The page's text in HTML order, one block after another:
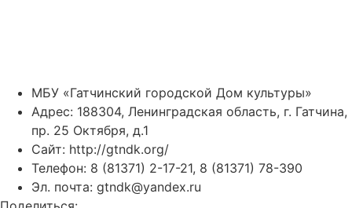
МБУ «Гатчинский городской Дом культуры»
Адрес: 188304, Ленинградская область, г. Гатчина,
пр. 25 Октября, д.1
Сайт: http://gtndk.org/
Телефон: 8 (81371) 2-17-21, 8 (81371) 78-390
Эл. почта: gtndk@yandex.ru